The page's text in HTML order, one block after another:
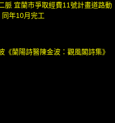
脈 宜蘭市爭取經費11號計畫道路動
年10月完工
《蘭陽詩醫陳金波：觀風閣詩集》